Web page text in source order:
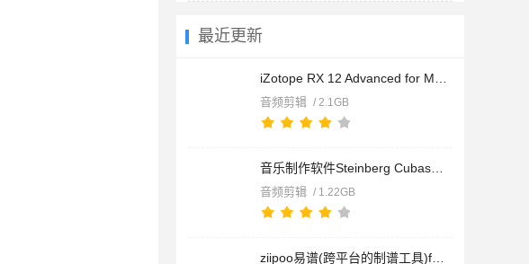
最近更新
音频剪辑 / 2.1GB
音频剪辑 / 1.22GB